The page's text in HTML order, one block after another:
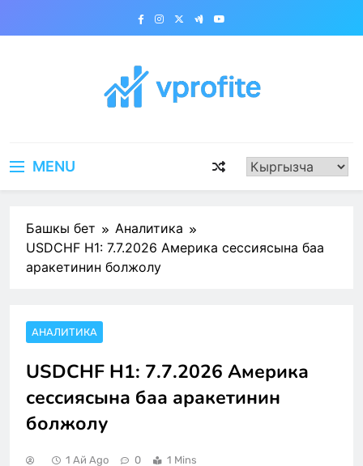
MENU
Башкы бет
Аналитика
USDCHF H1: 7.7.2026 Америка сессиясына баа
аракетинин болжолу
АНАЛИТИКА
USDCHF H1: 7.7.2026 Америка
сессиясына баа аракетинин
болжолу
1 Ай Ago 0 1 Mins